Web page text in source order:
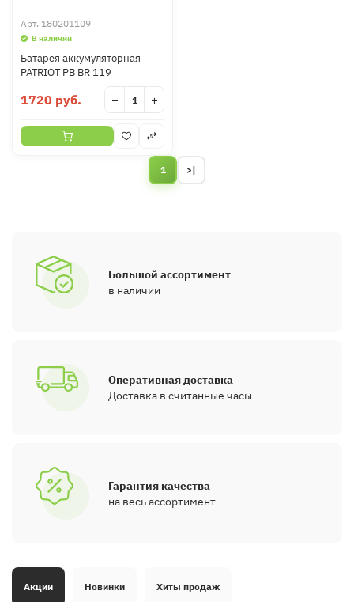
Арт. 180201109
В наличии
Батарея аккумуляторная
PATRIOT PB BR 119
1720 руб. − +
1 >|
Большой ассортимент
в наличии
Оперативная доставка
Доставка в считанные часы
Гарантия качества
на весь ассортимент
Акции Новинки Хиты продаж